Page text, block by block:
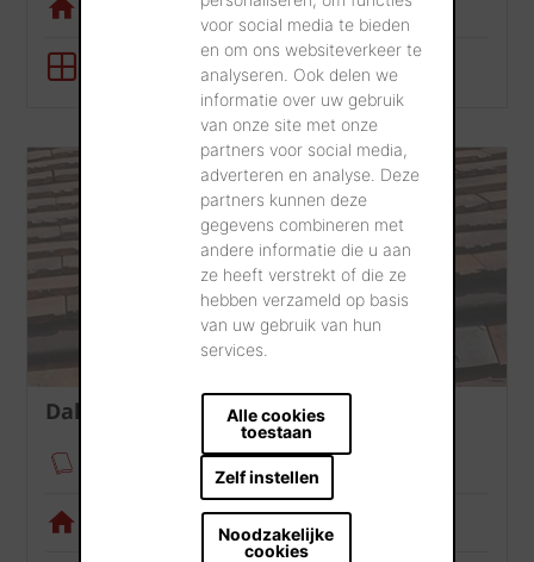
voor social media te bieden
en om ons websiteverkeer te
analyseren. Ook delen we
informatie over uw gebruik
van onze site met onze
partners voor social media,
adverteren en analyse. Deze
partners kunnen deze
gegevens combineren met
andere informatie die u aan
ze heeft verstrekt of die ze
hebben verzameld op basis
van uw gebruik van hun
services.
Alle cookies
toestaan
Zelf instellen
Noodzakelijke
cookies
Visualisatietool
Dak
Verankeringsmodule
Visualisatietool